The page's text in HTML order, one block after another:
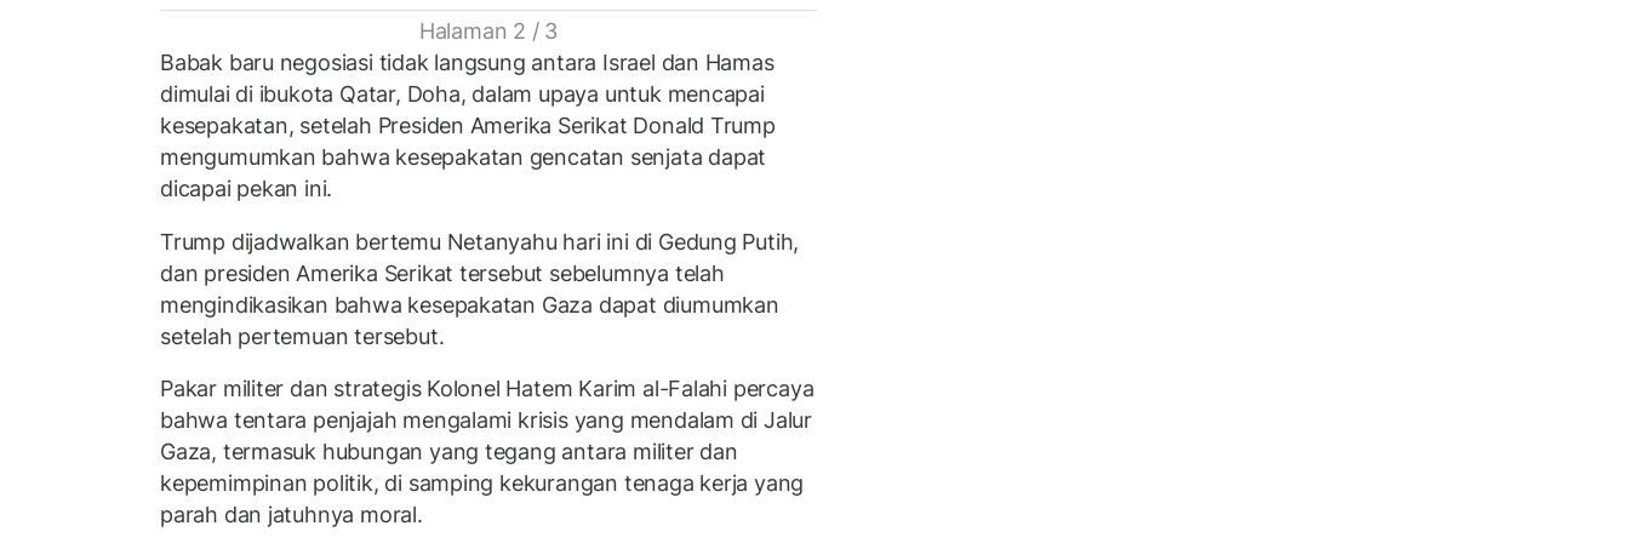
Halaman 2 / 3
Babak baru negosiasi tidak langsung antara Israel dan Hamas
dimulai di ibukota Qatar, Doha, dalam upaya untuk mencapai
kesepakatan, setelah Presiden Amerika Serikat Donald Trump
mengumumkan bahwa kesepakatan gencatan senjata dapat
dicapai pekan ini.
Trump dijadwalkan bertemu Netanyahu hari ini di Gedung Putih,
dan presiden Amerika Serikat tersebut sebelumnya telah
mengindikasikan bahwa kesepakatan Gaza dapat diumumkan
setelah pertemuan tersebut.
Pakar militer dan strategis Kolonel Hatem Karim al-Falahi percaya
bahwa tentara penjajah mengalami krisis yang mendalam di Jalur
Gaza, termasuk hubungan yang tegang antara militer dan
kepemimpinan politik, di samping kekurangan tenaga kerja yang
parah dan jatuhnya moral.